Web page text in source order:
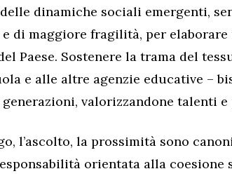
dinamiche sociali emergenti,
di maggiore fragilità, per
Paese. Sostenere la trama del
e alle altre agenzie educative –
valorizzandone talenti
l’ascolto, la prossimità sono
orientata alla coesione